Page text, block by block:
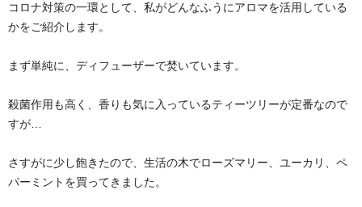
コロナ対策の一環として、私がどんなふうにアロマを活用している
かをご紹介します。
まず単純に、ディフューザーで焚いています。
殺菌作用も高く、香りも気に入っているティーツリーが定番なので
すが…
さすがに少し飽きたので、生活の木でローズマリー、ユーカリ、ペ
パーミントを買ってきました。